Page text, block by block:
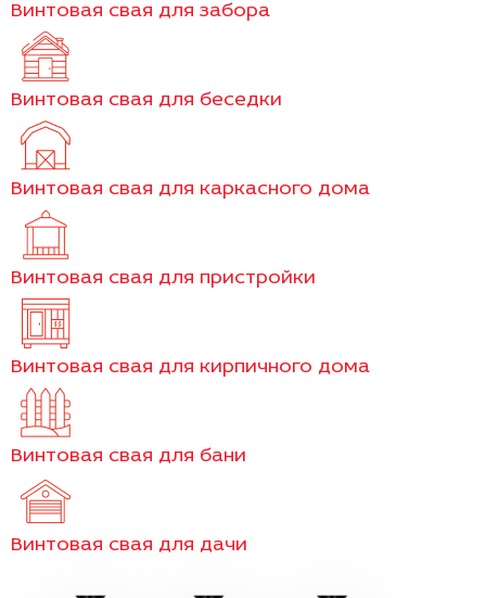
Винтовая свая для забора
Винтовая свая для беседки
Винтовая свая для каркасного дома
Винтовая свая для пристройки
Винтовая свая для кирпичного дома
Винтовая свая для бани
Винтовая свая для дачи